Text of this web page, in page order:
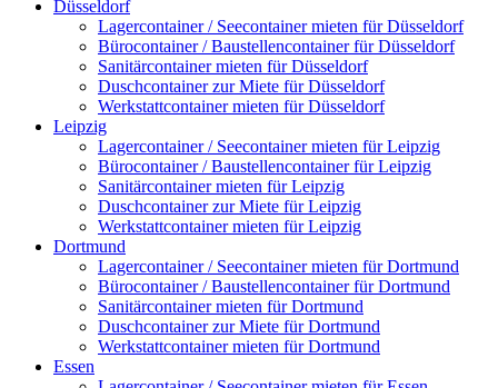
Düsseldorf
Lagercontainer / Seecontainer mieten für Düsseldorf
Bürocontainer / Baustellencontainer für Düsseldorf
Sanitärcontainer mieten für Düsseldorf
Duschcontainer zur Miete für Düsseldorf
Werkstattcontainer mieten für Düsseldorf
Leipzig
Lagercontainer / Seecontainer mieten für Leipzig
Bürocontainer / Baustellencontainer für Leipzig
Sanitärcontainer mieten für Leipzig
Duschcontainer zur Miete für Leipzig
Werkstattcontainer mieten für Leipzig
Dortmund
Lagercontainer / Seecontainer mieten für Dortmund
Bürocontainer / Baustellencontainer für Dortmund
Sanitärcontainer mieten für Dortmund
Duschcontainer zur Miete für Dortmund
Werkstattcontainer mieten für Dortmund
Essen